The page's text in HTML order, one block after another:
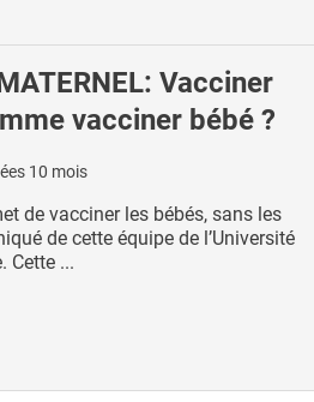
Vacciner
vacciner bébé ?
10 mois
de vacciner les bébés, sans les
de cette équipe de l’Université
Cette ...